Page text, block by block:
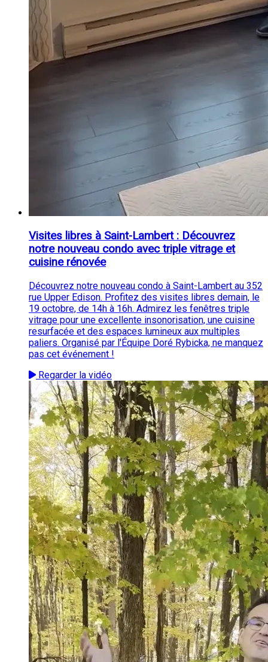
Visites libres à Saint-Lambert : Découvrez
notre nouveau condo avec triple vitrage et
cuisine rénovée
Découvrez notre nouveau condo à Saint-Lambert au 352
rue Upper Edison. Profitez des visites libres demain, le
19 octobre, de 14h à 16h. Admirez les fenêtres triple
vitrage pour une excellente insonorisation, une cuisine
resurfacée et des espaces lumineux aux multiples
paliers. Organisé par l'Équipe Doré Rybicka, ne manquez
pas cet événement !
Regarder la vidéo